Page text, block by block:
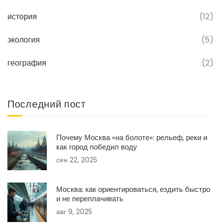
история (12)
экология (5)
география (2)
Последний пост
Почему Москва «на болоте»: рельеф, реки и
как город победил воду
сен 22, 2025
Москва: как ориентироваться, ездить быстро
и не переплачивать
авг 9, 2025